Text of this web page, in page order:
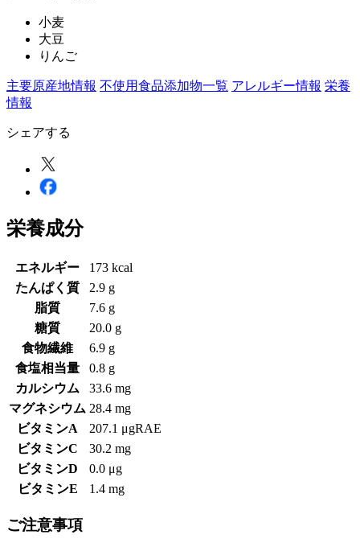
小麦
大豆
りんご
主要原産地情報 不使用食品添加物一覧 アレルギー情報 栄養
情報
シェアする
栄養成分
エネルギー
173 kcal
たんぱく質
2.9 g
脂質
7.6 g
糖質
20.0 g
食物繊維
6.9 g
食塩相当量
0.8 g
カルシウム
33.6 mg
マグネシウム 28.4 mg
ビタミンA
207.1 μgRAE
ビタミンC
30.2 mg
ビタミンD
0.0 μg
ビタミンE
1.4 mg
ご注意事項